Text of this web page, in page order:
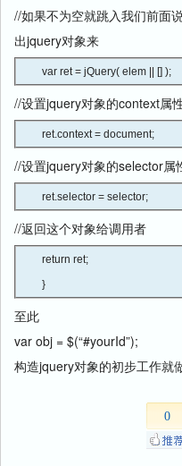
//如果不为空就跳入我们前面
出jquery对象来
//设置jquery对象的context属
//设置jquery对象的selector属
//返回这个对象给调用者
return ret;
至此
var obj = $(“#yourId”);
构造jquery对象的初步工作就
0